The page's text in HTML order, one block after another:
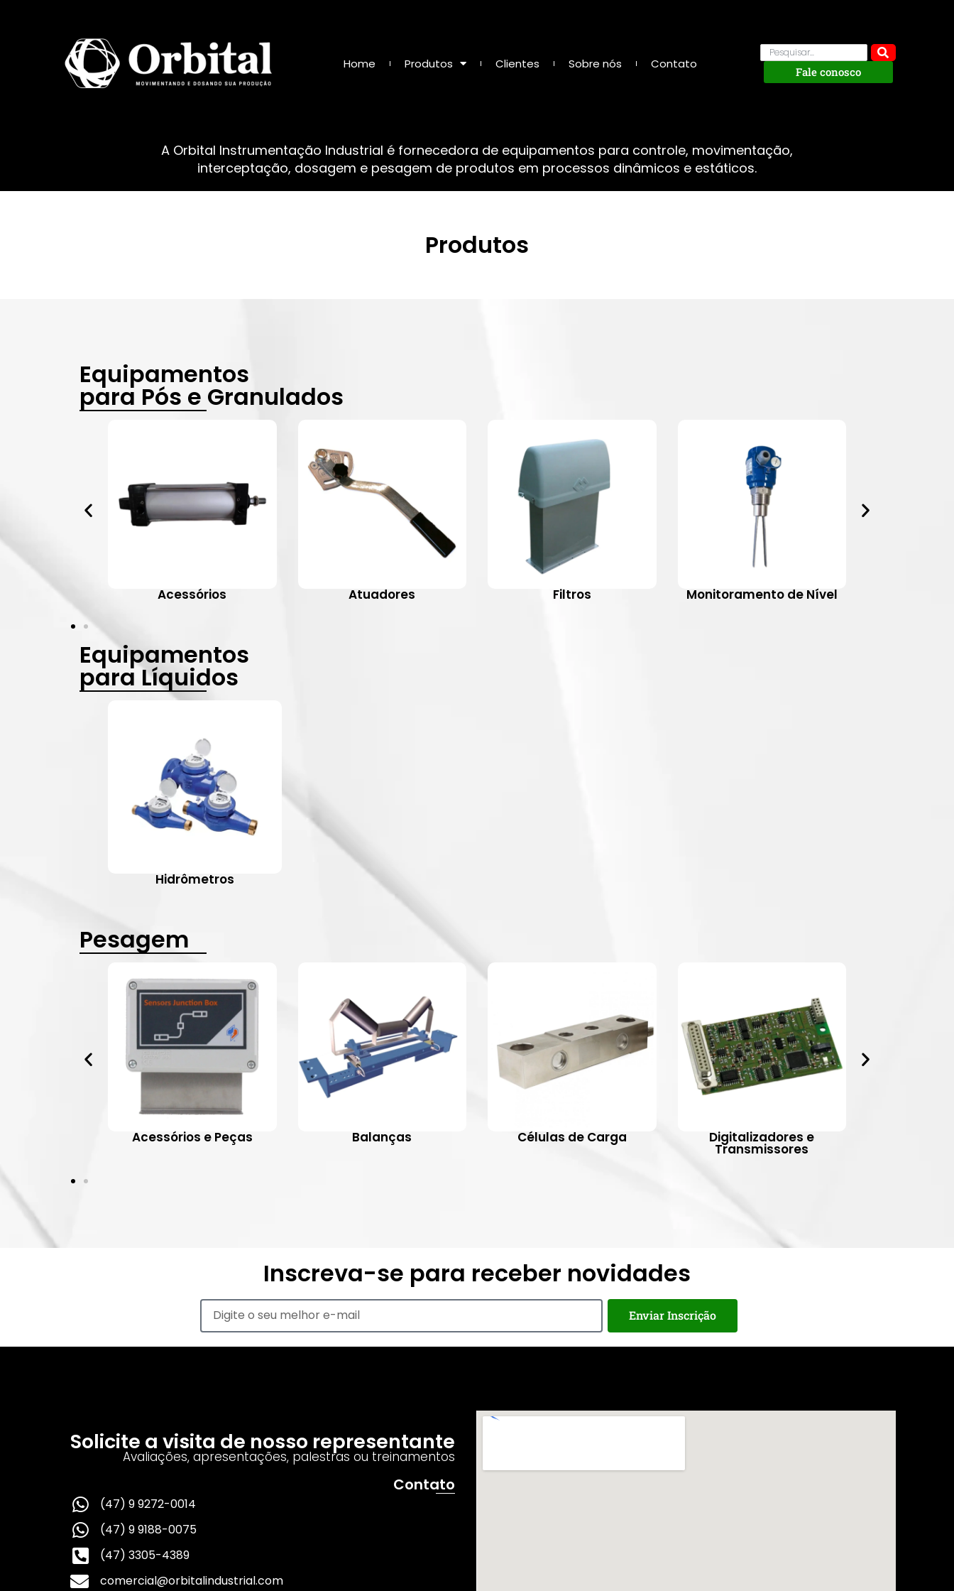
Home Produtos Clientes Sobre nós Contato
Fale conosco
A Orbital Instrumentação Industrial é fornecedora de equipamentos para controle, movimentação,
interceptação, dosagem e pesagem de produtos em processos dinâmicos e estáticos.
Produtos
Equipamentos
para Pós e Granulados
Acessórios Atuadores Filtros Monitoramento de Nível
Equipamentos
para Líquidos
Hidrômetros
Pesagem
Acessórios e Peças Balanças Células de Carga Digitalizadores e
Transmissores
Inscreva-se para receber novidades
Enviar Inscrição
Solicite a visita de nosso representante
Avaliações, apresentações, palestras ou treinamentos
Contato
(47) 9 9272-0014
(47) 9 9188-0075
(47) 3305-4389
comercial@orbitalindustrial.com